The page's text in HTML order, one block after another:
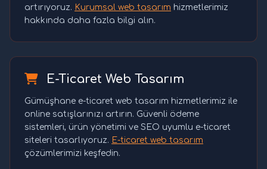
artırıyoruz. Kurumsal web tasarım hizmetlerimiz
hakkında daha fazla bilgi alın.
E-Ticaret Web Tasarım
Gümüşhane e-ticaret web tasarım hizmetlerimiz ile
online satışlarınızı artırın. Güvenli ödeme
sistemleri, ürün yönetimi ve SEO uyumlu e-ticaret
siteleri tasarlıyoruz. E-ticaret web tasarım
çözümlerimizi keşfedin.